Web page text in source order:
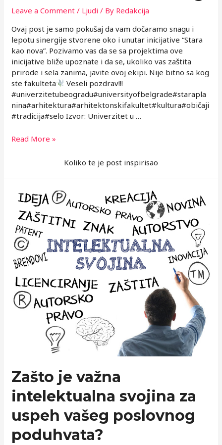
Leave a Comment / Ljudi / By Redakcija
Ovaj post je samo pokušaj da vam dočaramo snagu i
lepotu sinergije stvorene oko i unutar inicijative “Stara
kao nova”. Pozivamo vas da se sa projektima ove
inicijative bliže upoznate i da se, ukoliko vas zaštita
prirode i sela zanima, javite ovoj ekipi. Nije bitno sa kog
ste fakulteta
Veseli pozdrav!!!
#univerzitetubeogradu#universityofbelgrade#starapla
nina#arhitektura#arhitektonskifakultet#kultura#običaji
#tradicija#selo Izvor: Univerzitet u …
Ljudi
Arhitektonskog
Read More »
Koliko te je post inspirisao
Zašto je važna
intelektualna svojina za
uspeh vašeg poslovnog
poduhvata?